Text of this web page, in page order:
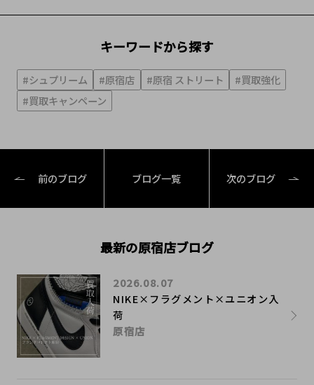
キーワードから探す
#シュプリーム #原宿店 #原宿 ストリート
#買取強化
#買取キャンペーン
前のブログ ブログ一覧 次のブログ
最新の原宿店ブログ
NIKE×フラグメント×ユニオン入
荷
2026.08.07
原宿店